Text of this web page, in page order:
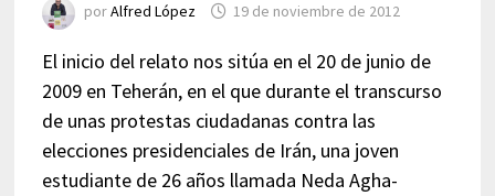
porAlfred López 19 de noviembre de 2012
El inicio del relato nos sitúa en el 20 de junio de
2009 en Teherán, en el que durante el transcurso
de unas protestas ciudadanas contra las
elecciones presidenciales de Irán, una joven
estudiante de 26 años llamada Neda Agha-